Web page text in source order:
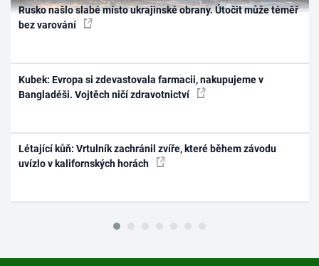
Rusko našlo slabé místo ukrajinské obrany. Útočit může téměř
bez varování
Kubek: Evropa si zdevastovala farmacii, nakupujeme v
Bangladéši. Vojtěch ničí zdravotnictví
Létající kůň: Vrtulník zachránil zvíře, které během závodu
uvízlo v kalifornských horách